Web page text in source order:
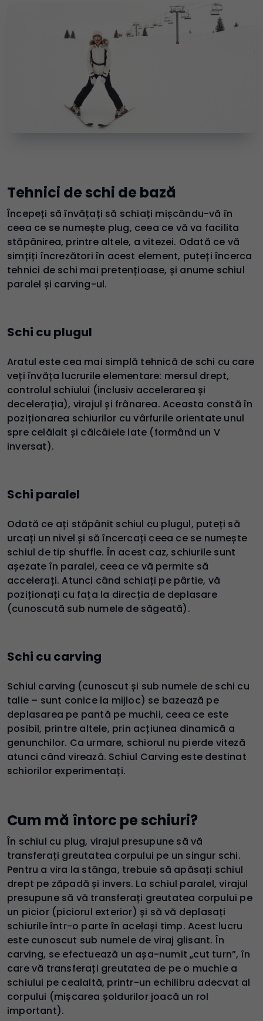
Tehnici de schi de bază
Începeți să învățați să schiați mișcându-vă în
ceea ce se numește plug, ceea ce vă va facilita
stăpânirea, printre altele, a vitezei. Odată ce vă
simțiți încrezători în acest element, puteți încerca
tehnici de schi mai pretențioase, și anume schiul
paralel și carving-ul.
Schi cu plugul
Aratul este cea mai simplă tehnică de schi cu care
veți învăța lucrurile elementare: mersul drept,
controlul schiului (inclusiv accelerarea și
decelerația), virajul și frânarea. Aceasta constă în
poziționarea schiurilor cu vârfurile orientate unul
spre celălalt și călcâiele late (formând un V
inversat).
Schi paralel
Odată ce ați stăpânit schiul cu plugul, puteți să
urcați un nivel și să încercați ceea ce se numește
schiul de tip shuffle. În acest caz, schiurile sunt
așezate în paralel, ceea ce vă permite să
accelerați. Atunci când schiați pe pârtie, vă
poziționați cu fața la direcția de deplasare
(cunoscută sub numele de săgeată).
Schi cu carving
Schiul carving (cunoscut și sub numele de schi cu
talie – sunt conice la mijloc) se bazează pe
deplasarea pe pantă pe muchii, ceea ce este
posibil, printre altele, prin acțiunea dinamică a
genunchilor. Ca urmare, schiorul nu pierde viteză
atunci când virează. Schiul Carving este destinat
schiorilor experimentați.
Cum mă întorc pe schiuri?
În schiul cu plug, virajul presupune să vă
transferați greutatea corpului pe un singur schi.
Pentru a vira la stânga, trebuie să apăsați schiul
drept pe zăpadă și invers. La schiul paralel, virajul
presupune să vă transferați greutatea corpului pe
un picior (piciorul exterior) și să vă deplasați
schiurile într-o parte în același timp. Acest lucru
este cunoscut sub numele de viraj glisant. În
carving, se efectuează un așa-numit „cut turn”, în
care vă transferați greutatea de pe o muchie a
schiului pe cealaltă, printr-un echilibru adecvat al
corpului (mișcarea șoldurilor joacă un rol
important).